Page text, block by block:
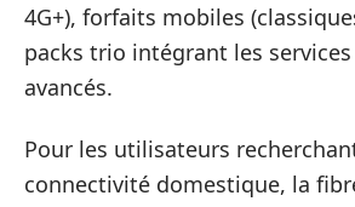
4G+), forfaits mobiles
packs trio intégrant les
avancés.
Pour les utilisateurs
connectivité domestique, la